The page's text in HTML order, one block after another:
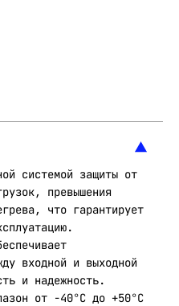
системой защиты от
превышения
что гарантирует
входной и выходной
и надежность.
от -40°С до +50°С